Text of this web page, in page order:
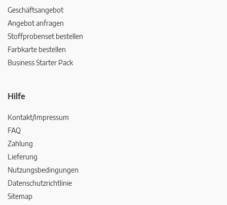
Geschäftsangebot
Angebot anfragen
Stoffprobenset bestellen
Farbkarte bestellen
Business Starter Pack
Hilfe
Kontakt/Impressum
FAQ
Zahlung
Lieferung
Nutzungsbedingungen
Datenschutzrichtlinie
Sitemap